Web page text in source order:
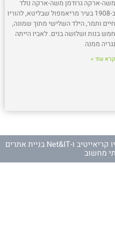
משה-ארקה גרודמן משה-ארקה נולד
ב-1908 בעיר מריאמפול שבליטא, להוריו
חיים ותמר, הילד השלישי מתוך שמונה,
חמש בנות ושלושה בנים. לאביו הייתה
נגריה ממנה
קרא עוד »
קריאייטיב ו- Net&IT בניית אתרים
מחשוב